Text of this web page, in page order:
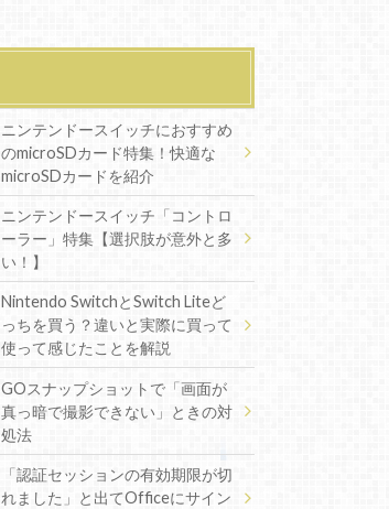
ニンテンドースイッチにおすすめ
のmicroSDカード特集！快適な
microSDカードを紹介
ニンテンドースイッチ「コントロ
ーラー」特集【選択肢が意外と多
い！】
Nintendo SwitchとSwitch Liteど
っちを買う？違いと実際に買って
使って感じたことを解説
GOスナップショットで「画面が
真っ暗で撮影できない」ときの対
処法
「認証セッションの有効期限が切
れました」と出てOfficeにサイン